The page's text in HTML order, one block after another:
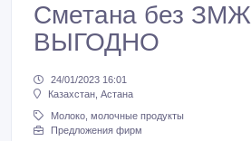
Сметана без ЗМЖ
ВЫГОДНО
24/01/2023 16:01
Казахстан, Астана
Молоко, молочные продукты
Предложения фирм